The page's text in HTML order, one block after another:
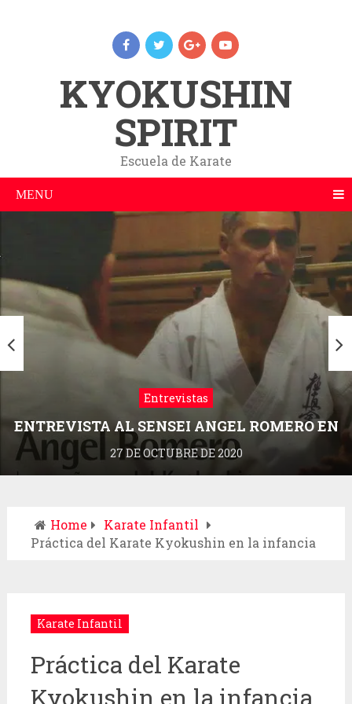
KYOKUSHIN
SPIRIT
Escuela de Karate
MENU
Entrevistas
ENTREVISTA AL SENSEI ANGEL ROMERO EN
LA REVISTA DRAGONZ
27 DE OCTUBRE DE 2020
Home
Karate Infantil
Práctica del Karate Kyokushin en la infancia
Karate Infantil
Práctica del Karate
Kyokushin en la infancia